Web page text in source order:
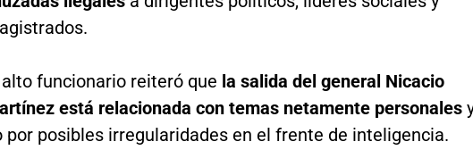
alto funcionario reiteró que la salida del general Nicacio
está relacionada con temas netamente personales
por posibles irregularidades en el frente de inteligencia.